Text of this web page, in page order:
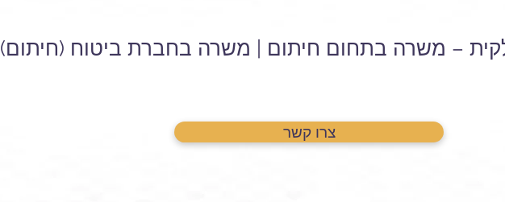
– משרה בתחום חיתום | משרה בחברת ביטוח (חיתום)
צרו קשר